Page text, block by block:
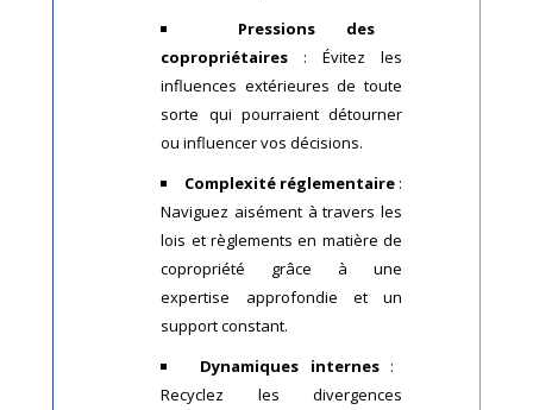
Pressions des
copropriétaires : Évitez les
influences extérieures de toute
sorte qui pourraient détourner
ou influencer vos décisions.
Complexité réglementaire:
Naviguez aisément à travers les
lois et règlements en matière de
copropriété grâce à une
expertise approfondie et un
support constant.
Dynamiques internes:
Recyclez les divergences